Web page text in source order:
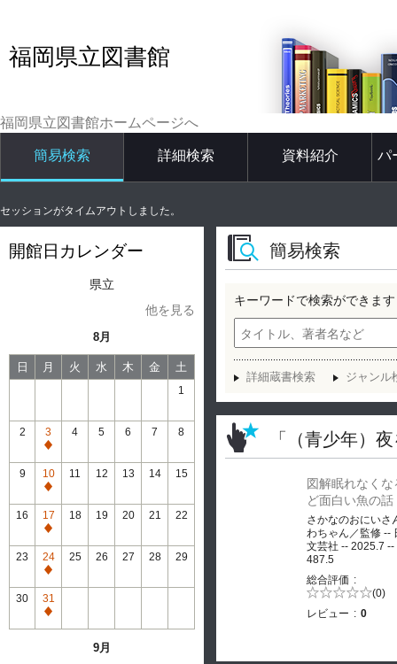
福岡県立図書館
福岡県立図書館ホームページへ
簡易検索 詳細検索 資料紹介 パ
セッションがタイムアウトしました。
開館日カレンダー
県立
他を見る
8月
日 月 火 水 木 金 土
1
2
3
通
常
休
館
4 5 6 7 8
9
10
通
常
休
館
11 12 13 14 15
16
17
通
常
休
館
18 19 20 21 22
23
24
通
常
休
館
25 26 27 28 29
30
31
通
9月
簡易検索
キーワードで検索ができます
詳細蔵書検索 ジャンル
「（青少年）
図解眠れなくな
ど面白い魚の話
さかなのおにいさ
わちゃん／監修 --
文芸社 -- 2025.7 --
487.5
総合評価
5段階評価の (0)
レビュー
0